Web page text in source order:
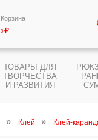
Корзина
0
ТОВАРЫ ДЛЯ
ТВОРЧЕСТВА
И РАЗВИТИЯ
Клей Клей-